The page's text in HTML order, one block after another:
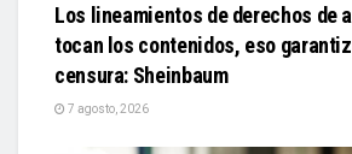
Los lineamientos de derechos de
tocan los contenidos, eso
censura: Sheinbaum
7 agosto, 2026